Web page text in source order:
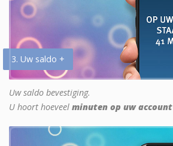
3. Uw saldo +
Uw saldo bevestiging.
U hoort hoeveel minuten op uw account